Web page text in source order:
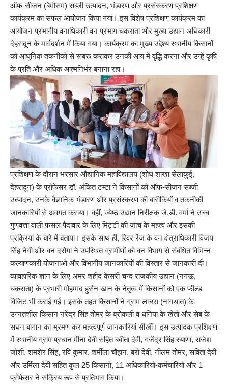
ऑफ-सीजन (बेमौसम) सब्जी उत्पादन, भंडारण और प्रसंस्करण प्रशिक्षण
कार्यक्रम का सफल आयोजन किया गया। इस विशेष प्रशिक्षण कार्यक्रम का
आयोजन प्रभागीय वनाधिकारी वन प्रभाग चकराता और मुख्य उद्यान अधिकारी
देहरादून के मार्गदर्शन में किया गया। कार्यक्रम का मुख्य उद्देश्य स्थानीय किसानों
को आधुनिक तकनीकों से रूबरू कराकर उनकी आय में वृद्धि करना और उन्हें कृषि
के प्रति और अधिक आत्मनिर्भर बनाना रहा।
प्रशिक्षण के दौरान भरसार औद्यानिक महाविद्यालय (शोध शाखा सेलाकुई,
देहरादून) के प्रोफेसर डॉ. अंकित टम्टा ने किसानों को ऑफ-सीजन सब्जी
उत्पादन, उनके वैज्ञानिक भंडारण और प्रसंस्करण की बारीकियों व तकनीकी
जानकारियों से अवगत कराया। वहीं, ज्येष्ठ उद्यान निरीक्षक जे.डी. वर्मा ने उच्च
गुणवत्ता वाली फसल पैदावार के लिए मिट्टी की जांच के महत्व और इसकी
प्रक्रिया के बारे में बताया। इसके साथ ही, रिवर रेंज के वन क्षेत्राधिकारी विजय
सिंह नेगी और वन दरोगा ने उपस्थित ग्रामीणों को वन विभाग से संबंधित विभिन्न
कल्याणकारी योजनाओं और विभागीय जानकारियों की विस्तार से जानकारी दी।
व्यावहारिक ज्ञान के लिए अमर शहीद केसरी चन्द राजकीय उद्यान (नगऊ,
चकराता) के प्रभारी मोहम्मद हुसैन खान के नेतृत्व में किसानों को एक फील्ड
विजिट भी कराई गई। इसके तहत किसानों ने ग्राम लाच्छा (नागथात) के
उन्नतशील किसान नरेंद्र सिंह तोमर के ब्रोकली व धनिया के खेतों और सेब के
सघन बागान का भ्रमण कर महत्वपूर्ण जानकारियां सीखीं। इस उत्पादक प्रशिक्षण
में स्थानीय ग्राम प्रधान मीना देवी सहित बबीता देवी, गजेंद्र सिंह स्याणा, राजेश
जोशी, शमशेर सिंह, रवि कुमार, शर्मीला चौहान, बरो देवी, नीलम तोमर, सविता देवी
और उर्मिला देवी सहित कुल 25 किसानों, 11 अधिकारियों-कर्मचारियों और 1
प्रोफेसर ने सक्रिय रूप से प्रतिभाग किया।